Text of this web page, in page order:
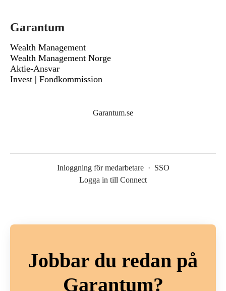
Garantum
Wealth Management
Wealth Management Norge
Aktie-Ansvar
Invest | Fondkommission
Garantum.se
Inloggning för medarbetare · SSO
Logga in till Connect
Jobbar du redan på
Garantum?